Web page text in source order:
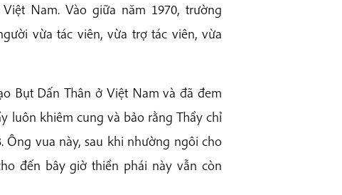
Nam. Vào giữa năm 1970, trường
vừa tác viên, vừa trợ tác viên, vừa
Bụt Dấn Thân ở Việt Nam và đã đem
luôn khiêm cung và bảo rằng Thầy chỉ
Ông vua này, sau khi nhường ngôi cho
đến bây giờ thiền phái này vẫn còn